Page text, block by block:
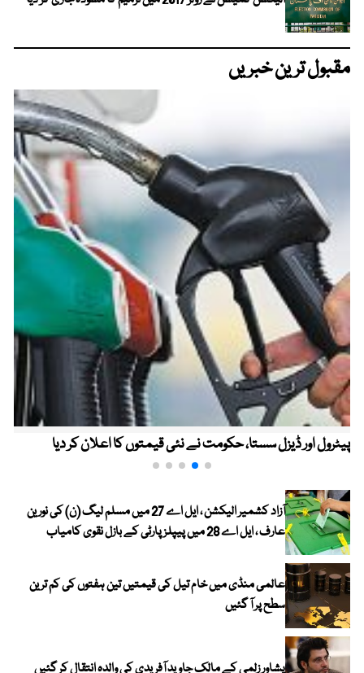
مقبول ترین خبریں
پیٹرول اور ڈیزل سستا، حکومت نے نئی قیمتوں کا اعلان کر دیا
آزاد کشمیر الیکشن ، ایل اے 27 میں مسلم لیگ (ن) کی نورین
عارف ، ایل اے 28 میں پیپلز پارٹی کے بازل نقوی کامیاب
عالمی منڈی میں خام تیل کی قیمتیں تین ہفتوں کی کم ترین
سطح پر آ گئیں
پشاور زلمی کے مالک جاوید آفریدی کی والدہ انتقال کر گئیں